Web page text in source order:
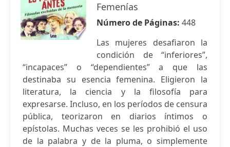
Femenías
Número de Páginas: 448
Las mujeres desafiaron la
condición de “inferiores”,
“incapaces” o “dependientes” a que las
destinaba su esencia femenina. Eligieron la
literatura, la ciencia y la filosofía para
expresarse. Incluso, en los períodos de censura
pública, teorizaron en diarios íntimos o
epístolas. Muchas veces se les prohibió el uso
de la palabra y de la pluma, o simplemente